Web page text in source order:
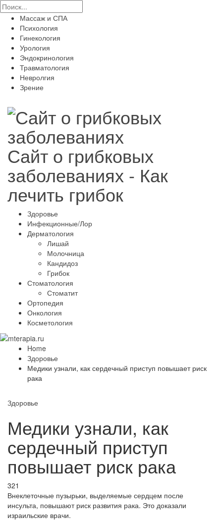
Массаж и СПА
Психология
Гинекология
Урология
Эндокринология
Травматология
Невролгия
Зрение
Сайт о грибковых
заболеваниях - Как
лечить грибок
Здоровье
Инфекционные/Лор
Дерматология
Лишай
Молочница
Кандидоз
Грибок
Стоматология
Стоматит
Ортопедия
Онкология
Косметология
Home
Здоровье
Медики узнали, как сердечный приступ повышает риск
рака
Здоровье
Медики узнали, как
сердечный приступ
повышает риск рака
321
Внеклеточные пузырьки, выделяемые сердцем после
инсульта, повышают риск развития рака. Это доказали
израильские врачи.